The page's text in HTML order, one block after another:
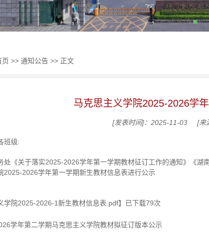
页 >> 通知公告 >> 正文
马克思主义学院2025-2026学
[发表时间]：2025-11-03 [来
班级:
处《关于落实2025-2026学年第一学期教材征订工作的通知》《
2025-2026学年第一学期新生教材信息表进行公示
学院2025-2026-1新生教材信息表.pdf】已下载79次
学年第二学期马克思主义学院教材拟征订版本公示